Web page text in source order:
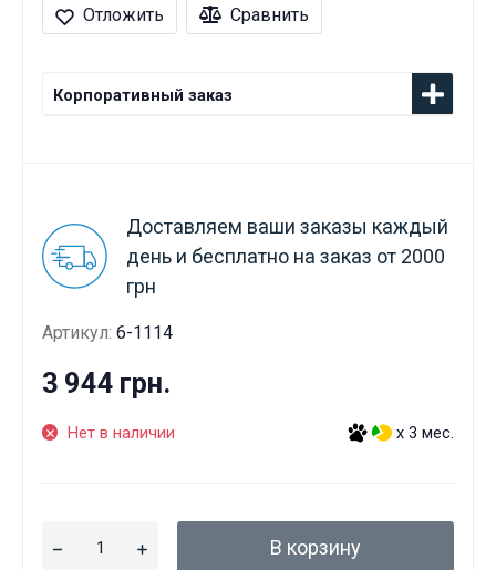
Отложить Сравнить
Корпоративный заказ
Доставляем ваши заказы каждый
день и бесплатно на заказ от 2000
грн
Артикул: 6-1114
3 944 грн.
Нет в наличии x 3 мес.
В корзину